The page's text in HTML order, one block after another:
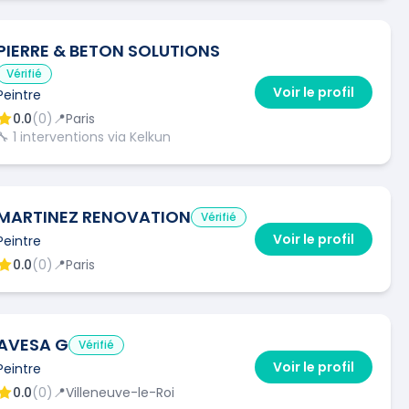
& BETON SOLUTIONS
Vérifié
0.0(0) 📍Paris
1 interventions via Kelkun
Voir le profil
RENOVATION Vérifié
0.0(0) 📍Paris
Voir le profil
G Vérifié
0.0(0) 📍Villeneuve-le-Roi
Voir le profil